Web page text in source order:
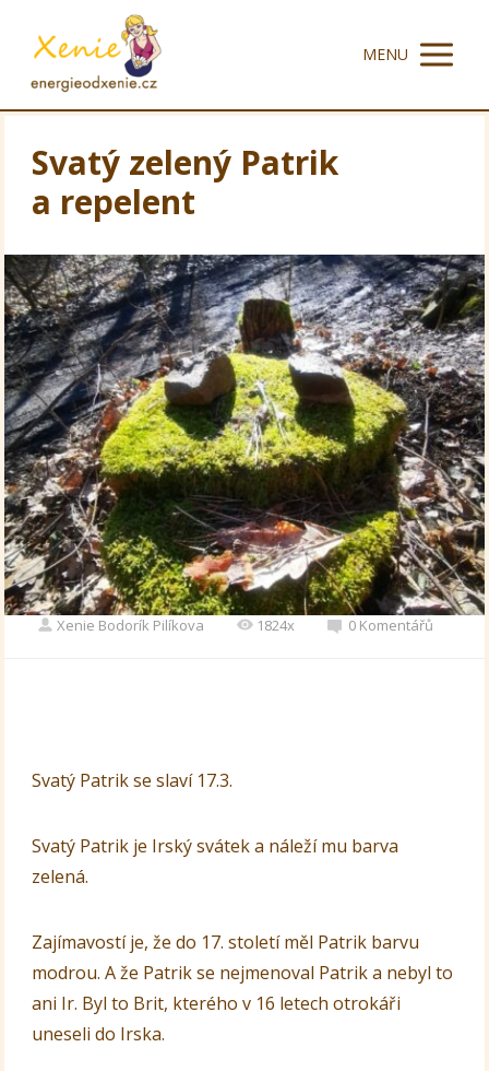
MENU
Svatý zelený Patrik
a repelent
Xenie Bodorík Pilíkova 1824x 0 Komentářů
Svatý Patrik se slaví 17.3.
Svatý Patrik je Irský svátek a náleží mu barva
zelená.
Zajímavostí je, že do 17. století měl Patrik barvu
modrou. A že Patrik se nejmenoval Patrik a nebyl to
ani Ir. Byl to Brit, kterého v 16 letech otrokáři
uneseli do Irska.